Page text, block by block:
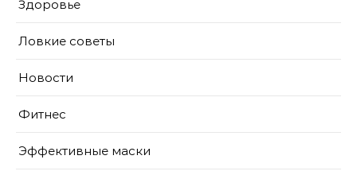
Здоровье
Ловкие советы
Новости
Фитнес
Эффективные маски